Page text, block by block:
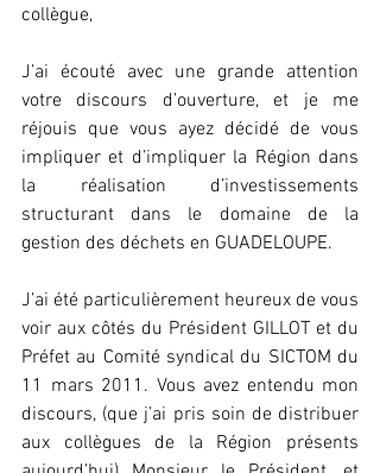
collègue,
J’ai écouté avec une grande attention
votre discours d’ouverture, et je me
réjouis que vous ayez décidé de vous
impliquer et d’impliquer la Région dans
la réalisation d’investissements
structurant dans le domaine de la
gestion des déchets en GUADELOUPE.
J’ai été particulièrement heureux de vous
voir aux côtés du Président GILLOT et du
Préfet au Comité syndical du SICTOM du
11 mars 2011. Vous avez entendu mon
discours, (que j’ai pris soin de distribuer
aux collègues de la Région présents